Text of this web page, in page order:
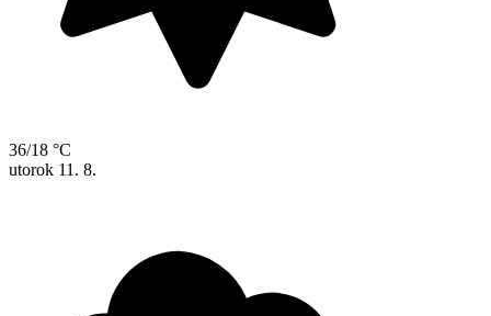
36/18 °C
utorok 11. 8.